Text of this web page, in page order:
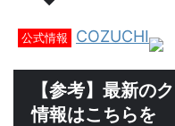
公式情報 COZUCHI
【参考】最新の
情報はこちらを